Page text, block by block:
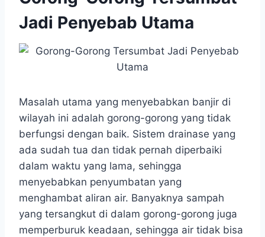
Jadi Penyebab Utama
Masalah utama yang menyebabkan banjir di
wilayah ini adalah gorong-gorong yang tidak
berfungsi dengan baik. Sistem drainase yang
ada sudah tua dan tidak pernah diperbaiki
dalam waktu yang lama, sehingga
menyebabkan penyumbatan yang
menghambat aliran air. Banyaknya sampah
yang tersangkut di dalam gorong-gorong juga
memperburuk keadaan, sehingga air tidak bisa